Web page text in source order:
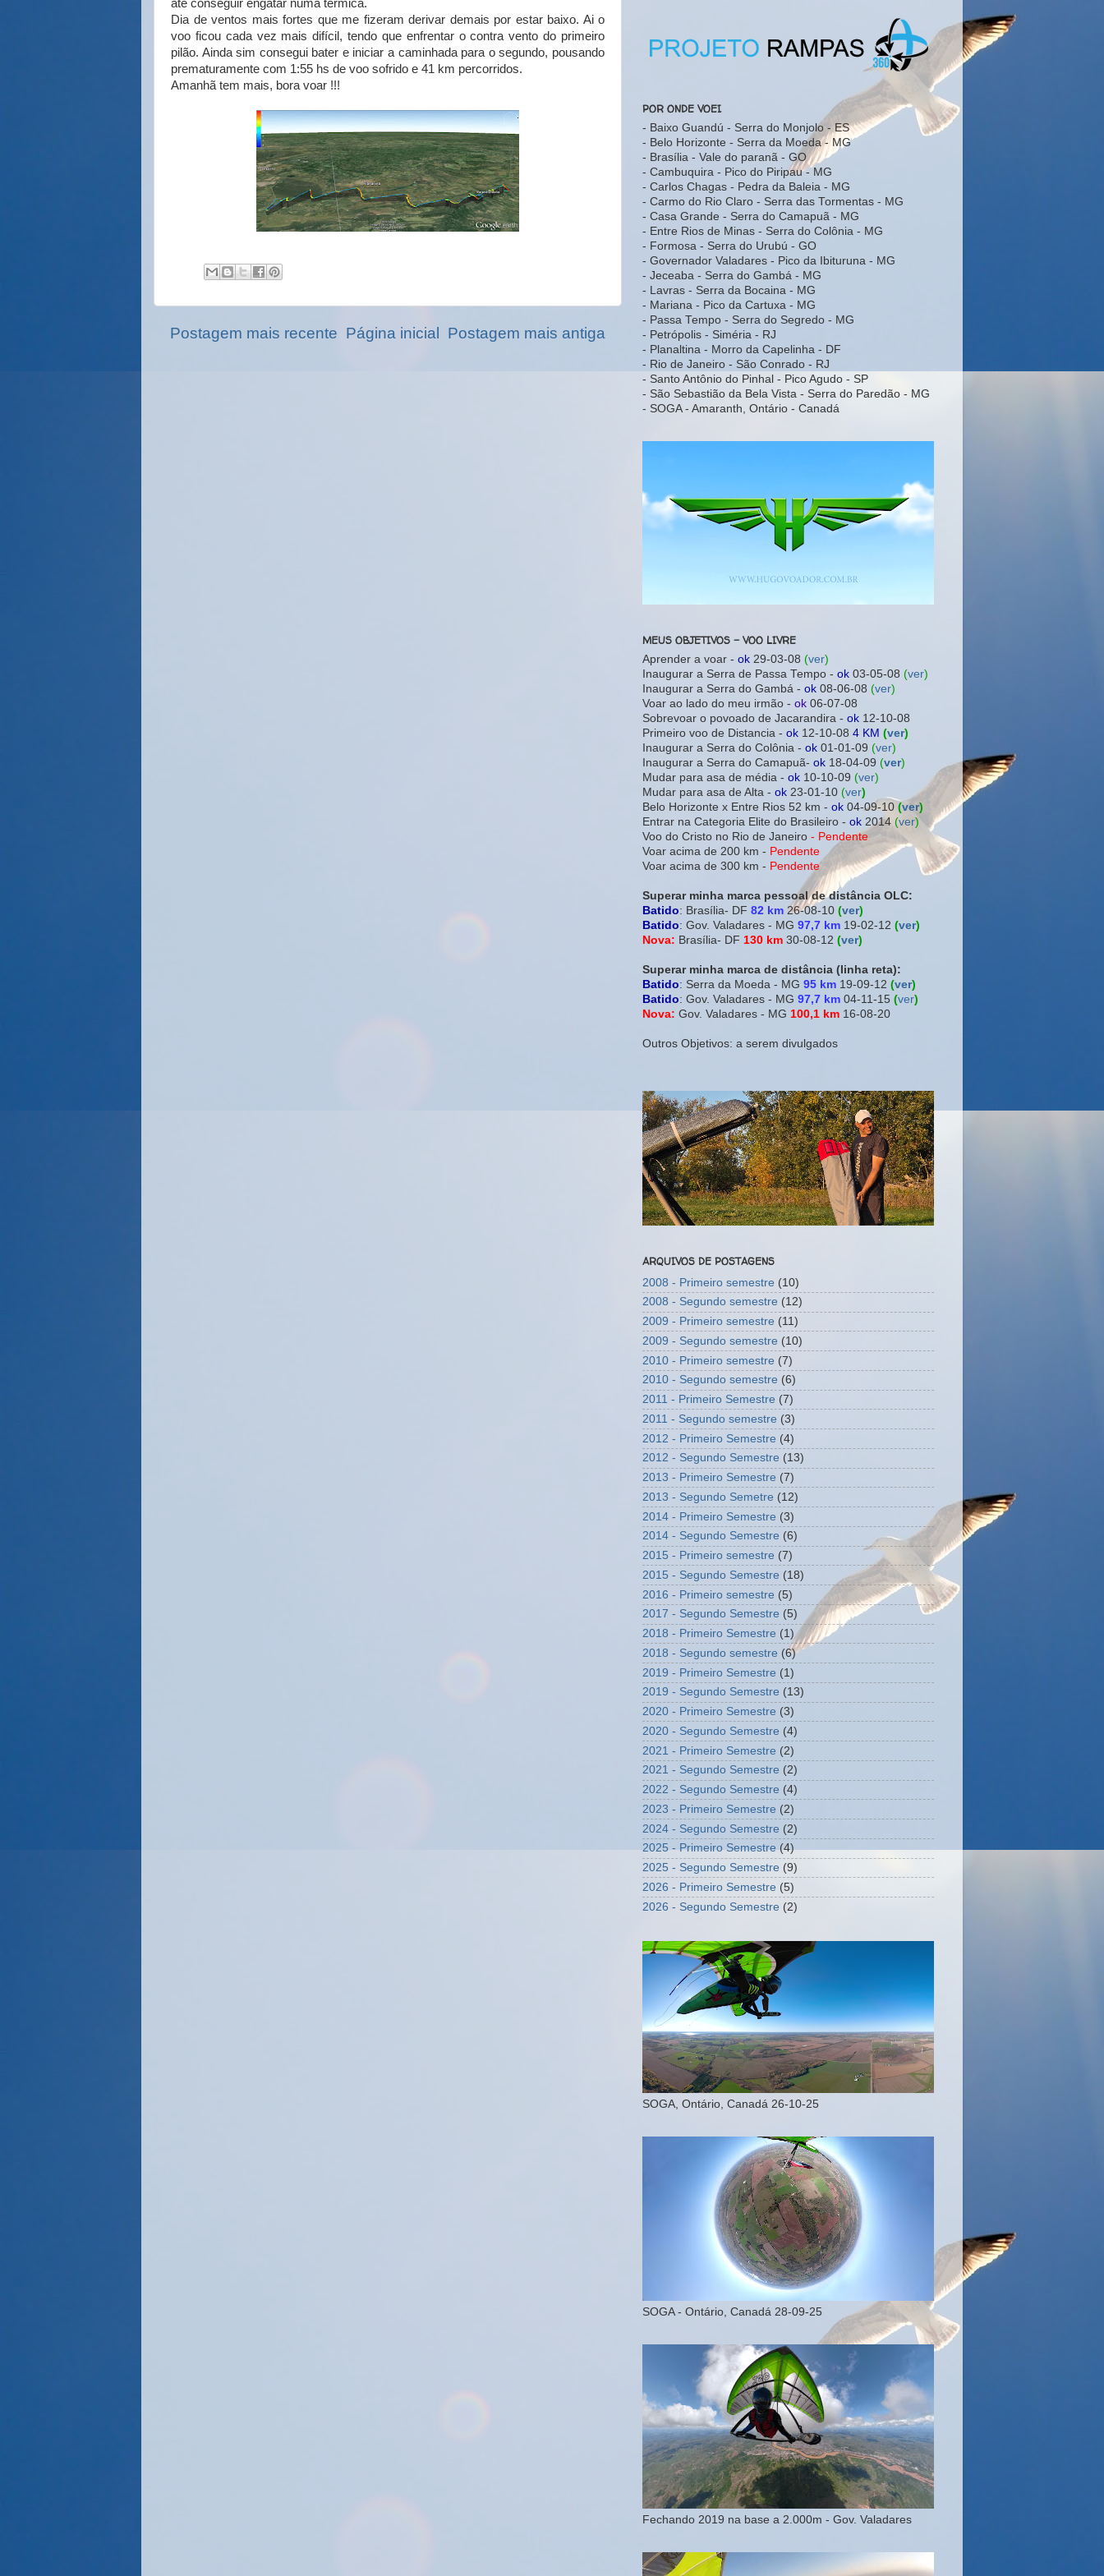
até conseguir engatar numa térmica.
Dia de ventos mais fortes que me fizeram derivar demais por estar baixo. Ai o
voo ficou cada vez mais difícil, tendo que enfrentar o contra vento do primeiro
pilão. Ainda sim consegui bater e iniciar a caminhada para o segundo, pousando
prematuramente com 1:55 hs de voo sofrido e 41 km percorridos.
Amanhã tem mais, bora voar !!!
Postagem mais recente Postagem mais antiga
Página inicial
POR ONDE VOEI
- Baixo Guandú - Serra do Monjolo - ES
- Belo Horizonte - Serra da Moeda - MG
- Brasília - Vale do paranã - GO
- Cambuquira - Pico do Piripau - MG
- Carlos Chagas - Pedra da Baleia - MG
- Carmo do Rio Claro - Serra das Tormentas - MG
- Casa Grande - Serra do Camapuã - MG
- Entre Rios de Minas - Serra do Colônia - MG
- Formosa - Serra do Urubú - GO
- Governador Valadares - Pico da Ibituruna - MG
- Jeceaba - Serra do Gambá - MG
- Lavras - Serra da Bocaina - MG
- Mariana - Pico da Cartuxa - MG
- Passa Tempo - Serra do Segredo - MG
- Petrópolis - Siméria - RJ
- Planaltina - Morro da Capelinha - DF
- Rio de Janeiro - São Conrado - RJ
- Santo Antônio do Pinhal - Pico Agudo - SP
- São Sebastião da Bela Vista - Serra do Paredão - MG
- SOGA - Amaranth, Ontário - Canadá
MEUS OBJETIVOS - VOO LIVRE
Aprender a voar - ok 29-03-08 (ver)
Inaugurar a Serra de Passa Tempo - ok 03-05-08 (ver)
Inaugurar a Serra do Gambá - ok 08-06-08 (ver)
Voar ao lado do meu irmão - ok 06-07-08
Sobrevoar o povoado de Jacarandira - ok 12-10-08
Primeiro voo de Distancia - ok 12-10-08 4 KM (ver)
Inaugurar a Serra do Colônia - ok 01-01-09 (ver)
Inaugurar a Serra do Camapuã- ok 18-04-09 (ver)
Mudar para asa de média - ok 10-10-09 (ver)
Mudar para asa de Alta - ok 23-01-10 (ver)
Belo Horizonte x Entre Rios 52 km - ok 04-09-10 (ver)
Entrar na Categoria Elite do Brasileiro - ok 2014 (ver)
Voo do Cristo no Rio de Janeiro - Pendente
Voar acima de 200 km - Pendente
Voar acima de 300 km - Pendente
Superar minha marca pessoal de distância OLC:
Batido: Brasília- DF 82 km 26-08-10 (ver)
Batido: Gov. Valadares - MG 97,7 km 19-02-12 (ver)
Nova: Brasília- DF 130 km 30-08-12 (ver)
Superar minha marca de distância (linha reta):
Batido: Serra da Moeda - MG 95 km 19-09-12 (ver)
Batido: Gov. Valadares - MG 97,7 km 04-11-15 (ver)
Nova: Gov. Valadares - MG 100,1 km 16-08-20
Outros Objetivos: a serem divulgados
ARQUIVOS DE POSTAGENS
2008 - Primeiro semestre (10)
2008 - Segundo semestre (12)
2009 - Primeiro semestre (11)
2009 - Segundo semestre (10)
2010 - Primeiro semestre (7)
2010 - Segundo semestre (6)
2011 - Primeiro Semestre (7)
2011 - Segundo semestre (3)
2012 - Primeiro Semestre (4)
2012 - Segundo Semestre (13)
2013 - Primeiro Semestre (7)
2013 - Segundo Semetre (12)
2014 - Primeiro Semestre (3)
2014 - Segundo Semestre (6)
2015 - Primeiro semestre (7)
2015 - Segundo Semestre (18)
2016 - Primeiro semestre (5)
2017 - Segundo Semestre (5)
2018 - Primeiro Semestre (1)
2018 - Segundo semestre (6)
2019 - Primeiro Semestre (1)
2019 - Segundo Semestre (13)
2020 - Primeiro Semestre (3)
2020 - Segundo Semestre (4)
2021 - Primeiro Semestre (2)
2021 - Segundo Semestre (2)
2022 - Segundo Semestre (4)
2023 - Primeiro Semestre (2)
2024 - Segundo Semestre (2)
2025 - Primeiro Semestre (4)
2025 - Segundo Semestre (9)
2026 - Primeiro Semestre (5)
2026 - Segundo Semestre (2)
SOGA, Ontário, Canadá 26-10-25
SOGA - Ontário, Canadá 28-09-25
Fechando 2019 na base a 2.000m - Gov. Valadares